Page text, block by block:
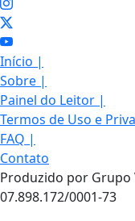
Início |
Sobre |
Painel do Leitor |
Termos de Uso e
FAQ |
Contato
Produzido por Grupo
07.898.172/0001-73